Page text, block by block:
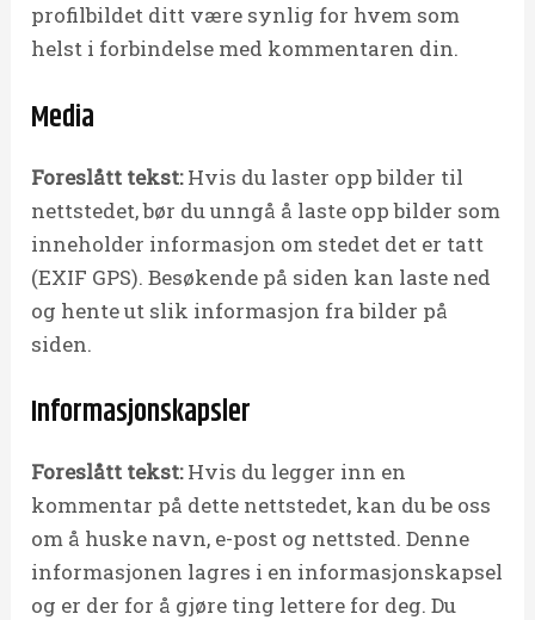
profilbildet ditt være synlig for hvem som
helst i forbindelse med kommentaren din.
Media
Foreslått tekst:Hvis du laster opp bilder til
nettstedet, bør du unngå å laste opp bilder som
inneholder informasjon om stedet det er tatt
(EXIF GPS). Besøkende på siden kan laste ned
og hente ut slik informasjon fra bilder på
siden.
Informasjonskapsler
Foreslått tekst:Hvis du legger inn en
kommentar på dette nettstedet, kan du be oss
om å huske navn, e-post og nettsted. Denne
informasjonen lagres i en informasjonskapsel
og er der for å gjøre ting lettere for deg. Du